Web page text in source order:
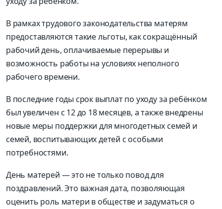
В рамках трудового законодательства матерям
предоставляются такие льготы, как сокращённый
рабочий день, оплачиваемые перерывы и
возможность работы на условиях неполного
рабочего времени.
В последние годы срок выплат по уходу за ребёнком
был увеличен с 12 до 18 месяцев, а также внедрены
новые меры поддержки для многодетных семей и
семей, воспитывающих детей с особыми
потребностями.
День матерей — это не только повод для
поздравлений. Это важная дата, позволяющая
оценить роль матери в обществе и задуматься о